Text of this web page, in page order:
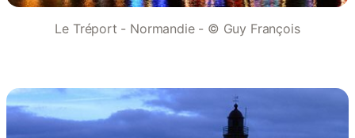
Le Tréport - Normandie - © Guy François